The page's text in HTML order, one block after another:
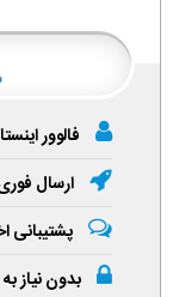
فالوور
ارسال
پشتیبانی
بدون نیاز